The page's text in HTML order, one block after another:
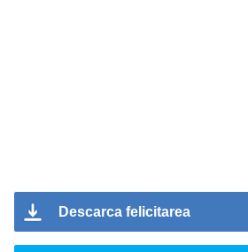
Descarca felicitarea